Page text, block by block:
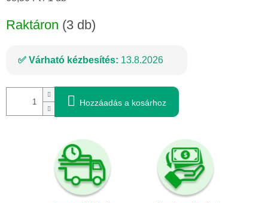
Raktáron (3 db)
Várható kézbesítés: 13.8.2026
Hozzáadás a kosárhoz